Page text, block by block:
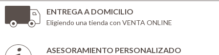
ENTREGA A DOMICILIO
Eligiendo una tienda con VENTA ONLINE
ASESORAMIENTO PERSONALIZADO